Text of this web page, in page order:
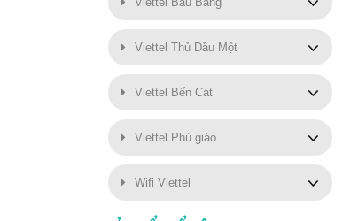
Viettel Thủ Dầu Một
Viettel Bến Cát
Viettel Phú giáo
Wifi Viettel